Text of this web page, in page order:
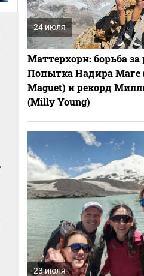
24 июля
Маттерхорн: борьба за
Попытка Надира Маге
Maguet) и рекорд
(Milly Young)
23 июля